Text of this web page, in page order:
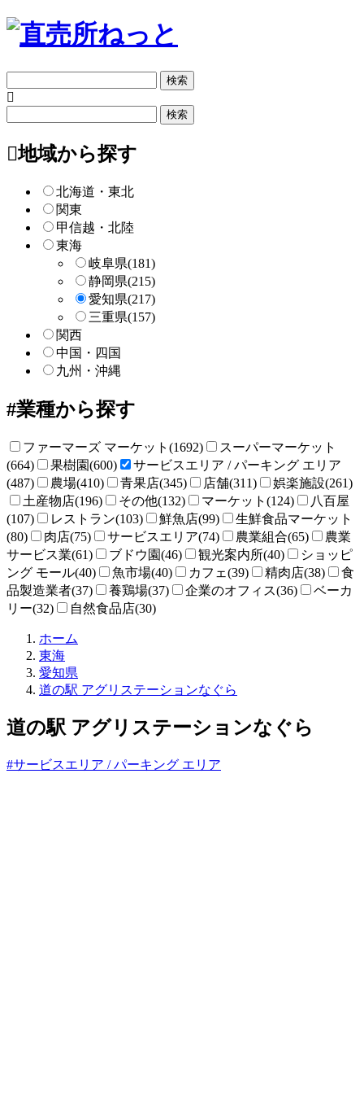
リ
索
ー
検地域から探す
北海道・東北
関東
甲信越・北陸
東海
岐阜県(181)
静岡県(215)
愛知県(217)
三重県(157)
関西
中国・四国
九州・沖縄
業種から探す
ファーマーズ マーケット(1692)
スーパーマーケット
(664)
果樹園(600)
サービスエリア / パーキング エリア
(487)
農場(410) 青果店(345) 店舗(311)
娯楽施設(261)
土産物店(196)
その他(132) マーケット(124)
八百屋
(107)
レストラン(103) 鮮魚店(99)
生鮮食品マーケット
(80)
肉店(75) サービスエリア(74) 農業組合(65)
農業
サービス業(61)
ブドウ園(46) 観光案内所(40)
ショッピ
ング モール(40)
魚市場(40) カフェ(39) 精肉店(38)
食
品製造業者(37)
養鶏場(37) 企業のオフィス(36)
ベーカ
リー(32)
自然食品店(30)
ホーム
ね
と
東海
愛知県
道の駅 アグリステーションなぐら
道の駅 アグリステーションなぐら
#サービスエリア / パーキング エリア